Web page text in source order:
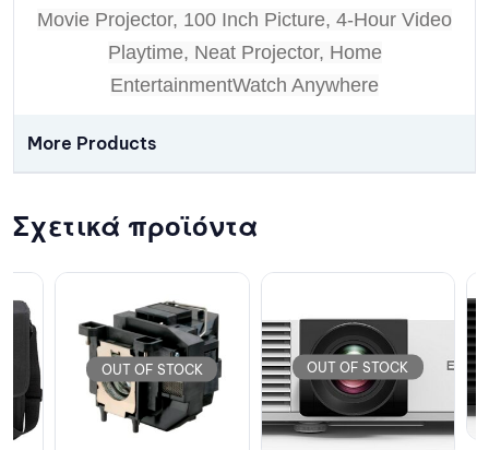
Movie Projector, 100 Inch Picture, 4-Hour Video
Playtime, Neat Projector, Home
EntertainmentWatch Anywhere
More Products
Σχετικά προϊόντα
OUT OF STOCK OUT OF STOCK